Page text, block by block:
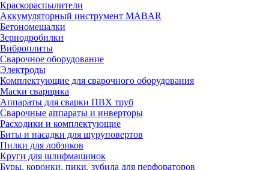
Краскораспылители
Аккумуляторный инструмент MABAR
Бетономешалки
Зернодробилки
Виброплиты
Сварочное оборудование
Электроды
Комплектующие для сварочного оборудования
Маски сварщика
Аппараты для сварки ПВХ труб
Сварочные аппараты и инверторы
Расходики и комплектующие
Биты и насадки для шуруповертов
Пилки для лобзиков
Круги для шлифмашинок
Буры, коронки, пики, зубила для перфораторов